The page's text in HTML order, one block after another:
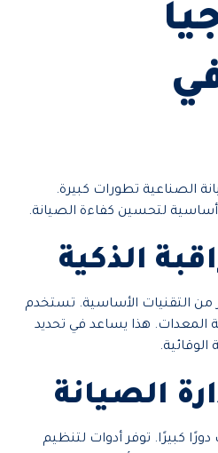
الصناعية تطورات كبيرة.
أساسية لتحسين كفاءة الصيانة.
الذكية
من التقنيات الأساسية. تستخدم
المعدات. هذا يساعد في تحديد
الصيانة
كبيرًا. توفر أدوات لتنظيم